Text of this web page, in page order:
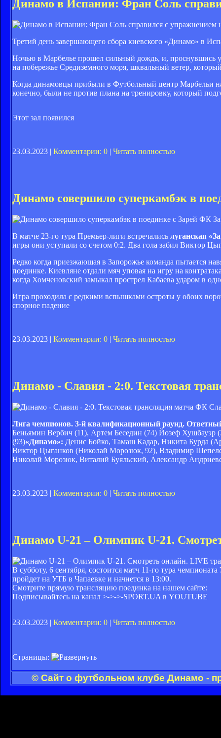
Динамо в Испании: Фран Соль
Третий день завершающего сбора киевского «Динамо» в
Ночью в Марбелье прошел сильный дождь, и, проснувшись
на побережье Средиземного моря, шквальный ветер,
Когда динамовцы прибыли в Футбольный центр Марбельи
конечно, были не против плана на тренировку, который
Этот зал появился
23.03.2023 | Комментарии: 0 | Читать полностью
Динамо совершило суперкамбэк в
ФК
В матче 23-го тура Премьер-лиги встречались луганская
игры они уступали со счетом 0:2. Два гола забил Виктор
Редко когда приезжающая в Запорожье команда пытается
поединке. Киевляне отдали мяч уповая на игру на
когда Хомченовский замыкал прострел Кабаева ударом в
Игра проходила с редкими вспышками остроты у обоих
спорное падение
23.03.2023 | Комментарии: 0 | Читать полностью
Динамо - Славия - 2:0. Текстовая
ФК
Лига чемпионов. 3-й квалификационный раунд.
Беньямин Вербич (11), Артем Беседин (74) Йозеф Хушбауэр
(93)«Динамо»: Денис Бойко, Тамаш Кадар, Никита Бурда
Виктор Цыганков (Николай Морозюк, 92), Владимир
Николай Морозюк, Виталий Буяльский, Александр
23.03.2023 | Комментарии: 0 | Читать полностью
Динамо U-21 – Олимпик U-21.
В субботу, 6 сентября, состоится матч 11-го тура
пройдет на УТБ в Чапаевке и начнется в 13:00.
Смотрите прямую трансляцию поединка на нашем сайте:
Подписывайтесь на канал >->->-SPORT.UA в YOUTUBE
23.03.2023 | Комментарии: 0 | Читать полностью
Страницы:
© Сайт о футбольном клубе Динамо -